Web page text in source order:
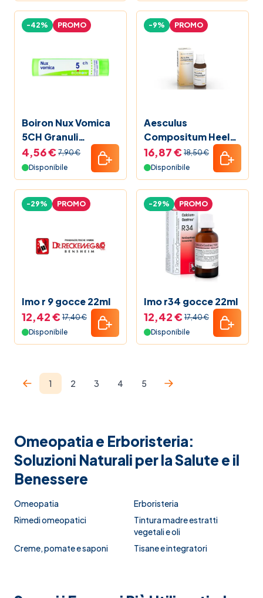
Boiron Nux Vomica
5CH Granuli
Omeopatici Tubo
4g
-42% PROMO
4,56 € 7,90 €
Disponibile
Aesculus
Compositum Heel
Gocce 30 ml
-9% PROMO
16,87 € 18,50 €
Disponibile
Imo r 9 gocce 22ml
-29% PROMO
12,42 € 17,40 €
Disponibile
Imo r34 gocce 22ml
-29% PROMO
12,42 € 17,40 €
Disponibile
Attualmente stai leggendo la pagina
1 Pagina
2 Pagina
3 Pagina
4 Pagina
5
Omeopatia e Erboristeria:
Soluzioni Naturali per la Salute e il
Benessere
Omeopatia
Erboristeria
Rimedi omeopatici
Tintura madre estratti
vegetali e oli
Creme, pomate e saponi
Tisane e integratori